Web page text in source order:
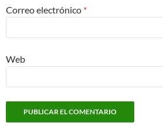
Correo electrónico *
Web